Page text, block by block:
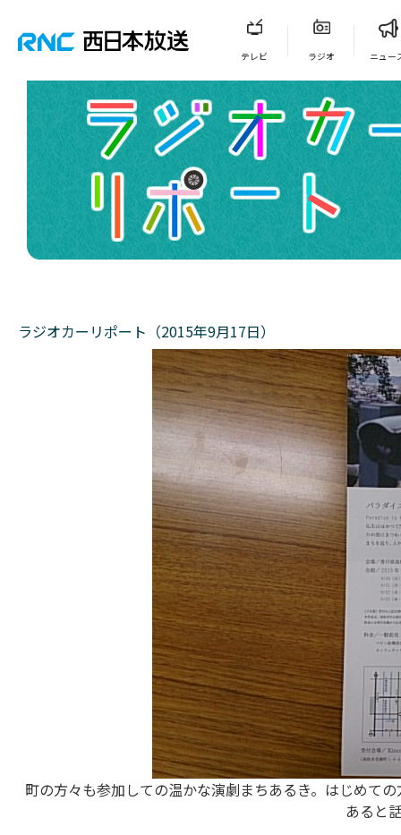
テレビ ラジオ ニュー
ラジオカーリポート（2015年9月17日）
町の方々も参加しての温かな演劇まちあるき。はじめて
あると